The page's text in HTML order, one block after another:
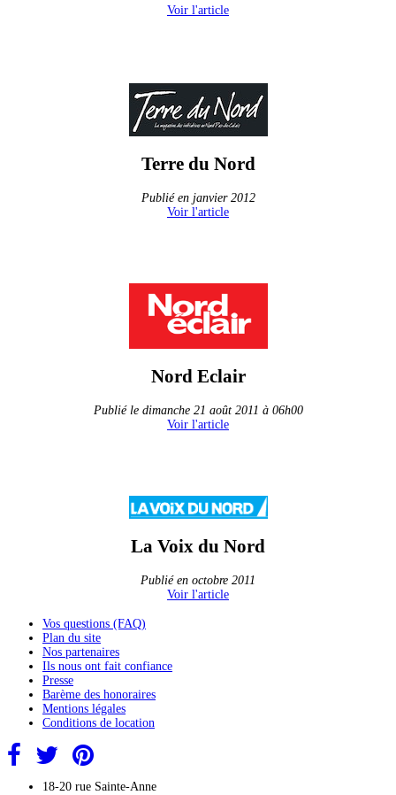
Voir l'article
Terre du Nord
Publié en janvier 2012
Voir l'article
Nord Eclair
Publié le dimanche 21 août 2011 à 06h00
Voir l'article
La Voix du Nord
Publié en octobre 2011
Voir l'article
Vos questions (FAQ)
Plan du site
Nos partenaires
Ils nous ont fait confiance
Presse
Barème des honoraires
Mentions légales
Conditions de location
18-20 rue Sainte-Anne